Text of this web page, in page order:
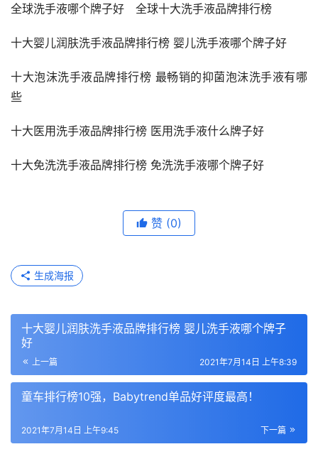
​全球洗手液哪个牌子好　全球十大洗手液品牌排行榜
​十大婴儿润肤洗手液品牌排行榜 婴儿洗手液哪个牌子好
十大泡沫洗手液品牌排行榜 最畅销的抑菌泡沫洗手液有哪
些
十大医用洗手液品牌排行榜 医用洗手液什么牌子好
​十大免洗洗手液品牌排行榜 免洗洗手液哪个牌子好
赞 (0)
生成海报
​十大婴儿润肤洗手液品牌排行榜 婴儿洗手液哪个牌子
好
上一篇 2021年7月14日 上午8:39
童车排行榜10强，Babytrend单品好评度最高！
下一篇
2021年7月14日 上午9:45